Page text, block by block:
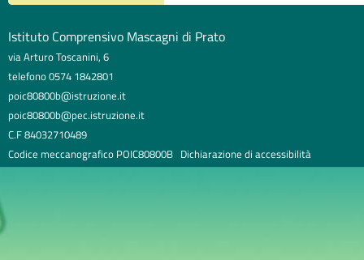
Istituto Comprensivo Mascagni di Prato
via Arturo Toscanini, 6
telefono 0574 1842801
poic80800b@istruzione.it
poic80800b@pec.istruzione.it
C.F 84032710489
Codice meccanografico POIC80800B Dichiarazione di accessibilità